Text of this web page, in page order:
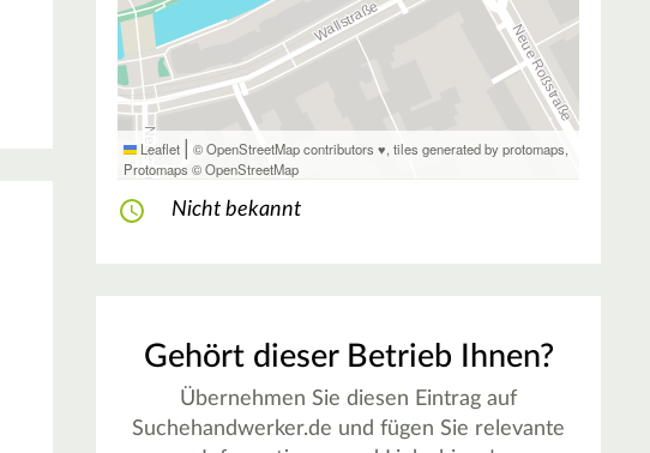
Leaflet | © OpenStreetMap contributors ♥,tiles generated by protomaps,
Protomaps ©OpenStreetMap
Nicht bekannt
Gehört dieser Betrieb Ihnen?
Übernehmen Sie diesen Eintrag auf
Suchehandwerker.de und fügen Sie relevante